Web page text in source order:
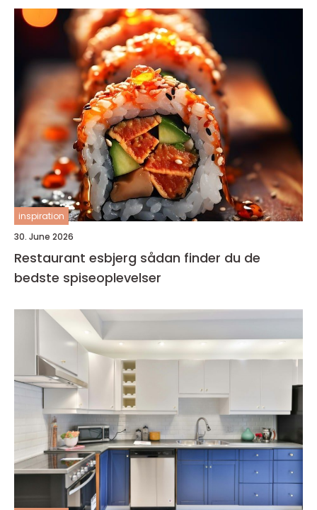
inspiration
30. June 2026
Restaurant esbjerg sådan finder du de
bedste spiseoplevelser